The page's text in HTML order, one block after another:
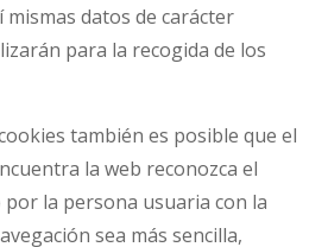
datos de carácter
para la recogida de los
también es posible que el
la web reconozca el
la persona usuaria con la
sea más sencilla,